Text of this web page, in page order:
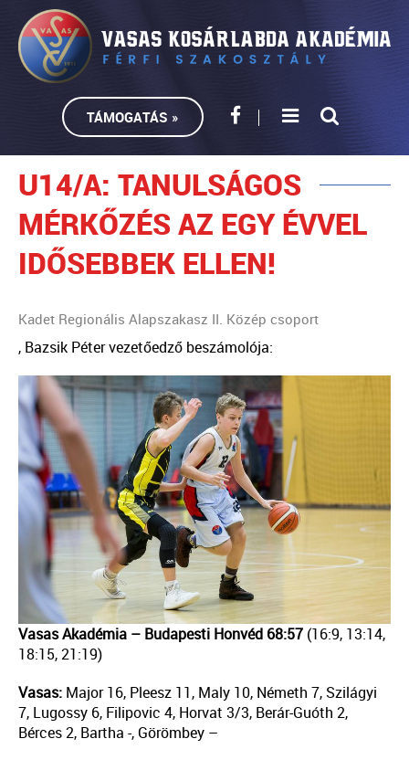
TÁMOGATÁS »
U14/A: TANULSÁGOS
MÉRKŐZÉS AZ EGY ÉVVEL
IDŐSEBBEK ELLEN!
Kadet Regionális Alapszakasz II. Közép csoport
, Bazsik Péter vezetőedző beszámolója:
Vasas Akadémia – Budapesti Honvéd 68:57 (16:9, 13:14,
18:15, 21:19)
Vasas: Major 16, Pleesz 11, Maly 10, Németh 7, Szilágyi
7, Lugossy 6, Filipovic 4, Horvat 3/3, Berár-Guóth 2,
Bérces 2, Bartha -, Görömbey –